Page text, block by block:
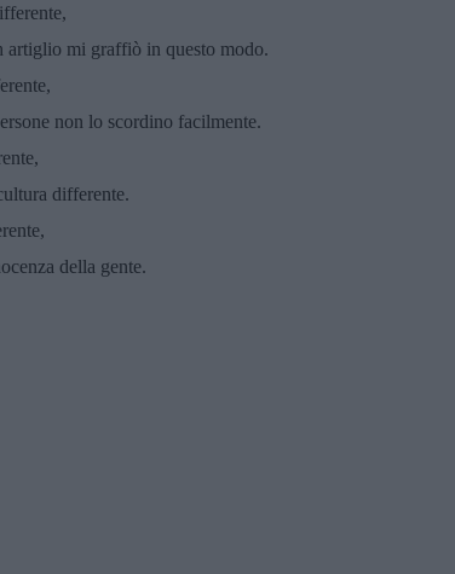
artiglio mi graffiò in questo modo.
non lo scordino facilmente.
differente.
della gente.